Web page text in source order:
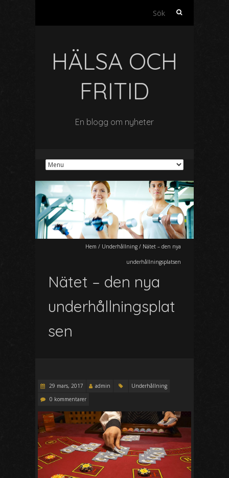
Sök
HÄLSA OCH
FRITID
En blogg om nyheter
Hem / Underhållning / Nätet – den nya
underhållningsplatsen
Nätet – den nya
underhållningsplat
sen
29 mars, 2017 admin
Underhållning
0 kommentarer